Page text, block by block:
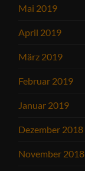
Mai 2019
April 2019
März 2019
Februar 2019
Januar 2019
Dezember 2018
November 2018